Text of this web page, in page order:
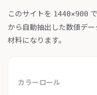
このサイトを 1440×900
から自動抽出した数値デ
材料になります。
カラーロール